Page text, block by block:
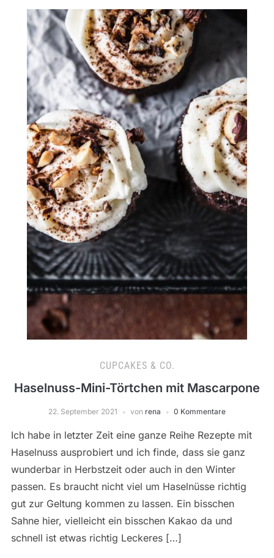
CUPCAKES & CO.
Haselnuss-Mini-Törtchen mit Mascarpone
22. September 2021 von rena 0 Kommentare
Ich habe in letzter Zeit eine ganze Reihe Rezepte mit
Haselnuss ausprobiert und ich finde, dass sie ganz
wunderbar in Herbstzeit oder auch in den Winter
passen. Es braucht nicht viel um Haselnüsse richtig
gut zur Geltung kommen zu lassen. Ein bisschen
Sahne hier, vielleicht ein bisschen Kakao da und
schnell ist etwas richtig Leckeres […]